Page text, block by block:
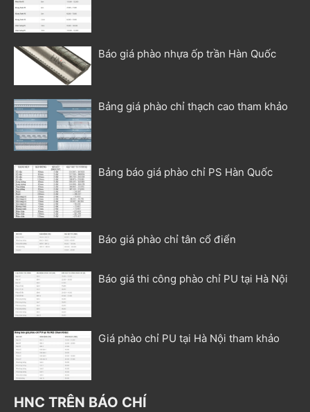
Báo giá phào nhựa ốp trần Hàn Quốc
Bảng giá phào chỉ thạch cao tham khảo
Bảng báo giá phào chỉ PS Hàn Quốc
Báo giá phào chỉ tân cổ điển
Báo giá thi công phào chỉ PU tại Hà Nội
Giá phào chỉ PU tại Hà Nội tham khảo
HNC TRÊN BÁO CHÍ